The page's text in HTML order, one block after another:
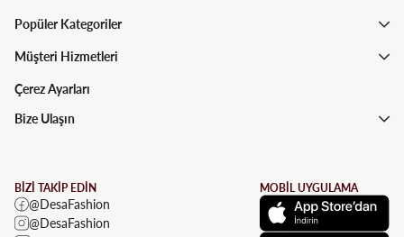
Popüler Kategoriler
Müşteri Hizmetleri
Çerez Ayarları
Bize Ulaşın
BİZİ TAKİP EDİN
@DesaFashion
@DesaFashion
MOBİL UYGULAMA